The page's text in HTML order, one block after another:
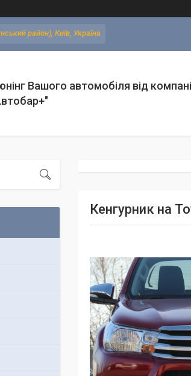
район), Київ, Україна
Вашого автомобіля від
Кенгурник на